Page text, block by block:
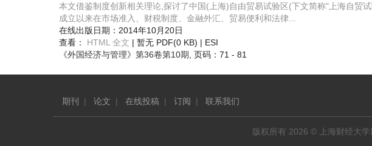
本文借鉴制度创新相关理论,探讨了中国(上海)自由贸易试验区(下文简称"上海自贸
成立以来在市场准入、财税制度、金融外汇、贸易便利和法律...
在线出版日期：2014年10月20日
查看： HTML 全文 | 暂无 PDF(0 KB) | ESI
《外国经济与管理》 第36卷第10期, 页码：71 - 81
期刊 | 论文 | 在线投稿 | 订阅 | 联系我们
版权所有 2026 © 上海财经